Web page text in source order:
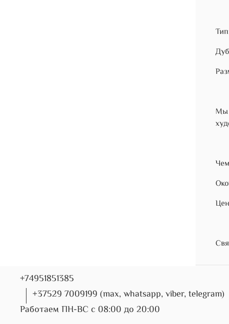
Мы
+74951851385
+37529 7009199 (max, whatsapp, viber, telegram)
Работаем ПН-ВС с 08:00 до 20:00